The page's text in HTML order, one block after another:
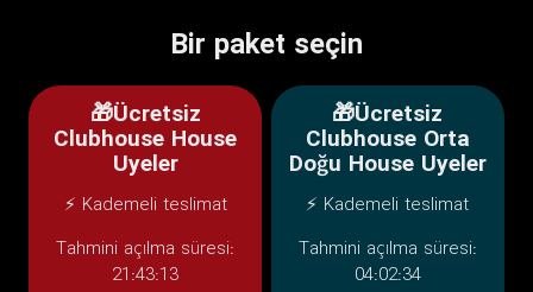
Bir paket seçin
🎁Ücretsiz
Clubhouse House
Uyeler
⚡ Kademeli teslimat
Tahmini açılma süresi:
21:43:13
🎁Ücretsiz
Clubhouse Orta
Doğu House Uyeler
⚡ Kademeli teslimat
Tahmini açılma süresi:
04:02:34